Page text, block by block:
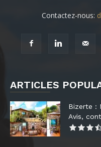
Contactez-nous:
ARTICLES
Bizerte :
Avis,